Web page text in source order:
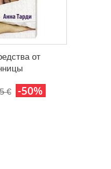
от
€ -50%